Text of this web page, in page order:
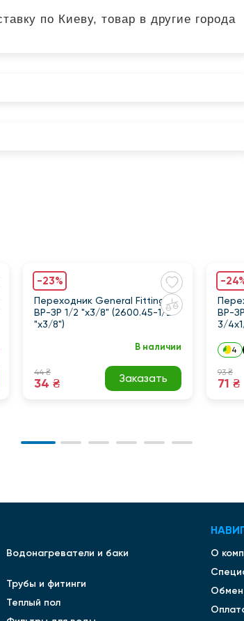
по Киеву, товар в другие города
-23%
Переходник General Fittings
ВР-ЗР 1/2 "x3/8" (2600.45-1/2
"x3/8")
В наличии
44 ₴
34 ₴ Заказать
-
ВР-
3/
4
93 ₴
71 ₴
Водонагреватели и баки
Трубы и фитинги
Теплый пол
О
Обмен